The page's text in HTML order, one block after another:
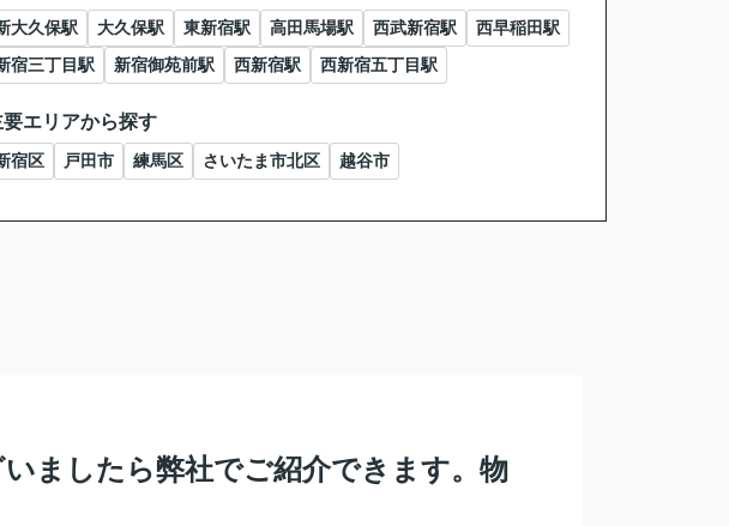
大久保駅 大久保駅 東新宿駅 高田馬場駅 西武新宿駅 西早稲田駅
宿三丁目駅 新宿御苑前駅 西新宿駅 西新宿五丁目駅
要エリアから探す
宿区 戸田市 練馬区 さいたま市北区 越谷市
ましたら弊社でご紹介できます。物